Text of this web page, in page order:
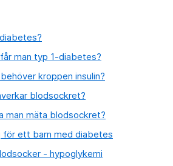
man typ 1-diabetes?
kroppen insulin?
blodsockret?
man mäta blodsockret?
för ett barn med diabetes
- hypoglykemi